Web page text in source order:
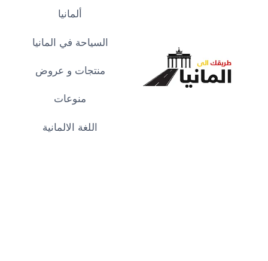
ألمانيا
السياحة في المانيا
منتجات و عروض
منوعات
اللغة الالمانية